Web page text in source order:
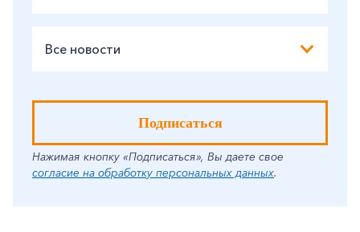
Все новости
Подписаться
Нажимая кнопку «Подписаться», Вы даете свое
согласие на обработку персональных данных.